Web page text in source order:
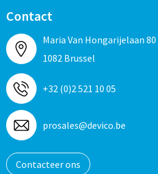
Contact
Maria Van Hongarijelaan 80
1082 Brussel
+32 (0)2 521 10 05
prosales@devico.be
Contacteer ons